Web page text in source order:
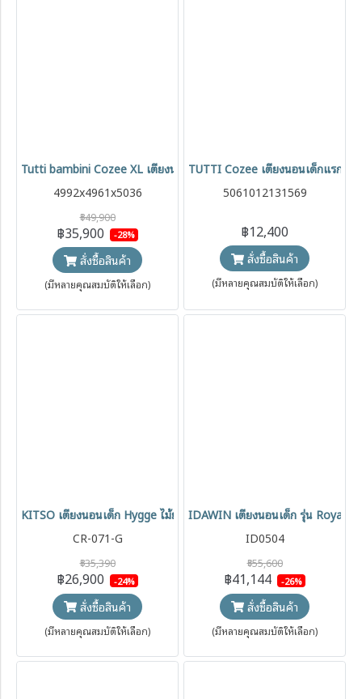
Tutti bambini Cozee XL เตียงนอนเด็กแรกเกิด 5-in-1 function FULL
4992x4961x5036
฿49,900
฿35,900 -28%
สั่งซื้อสินค้า
(มีหลายคุณสมบัติให้เลือก)
TUTTI Cozee เตียงนอนเด็กแรกเ
5061012131569
฿12,400
สั่งซื้อสินค้า
(มีหลายคุณสมบัติให้เลือก)
KITSO เตียงนอนเด็ก Hygge ไม้ยางพารา ใช้ได้ตั้งแต่แรกเกิด
CR-071-G
฿35,390
฿26,900 -24%
สั่งซื้อสินค้า
(มีหลายคุณสมบัติให้เลือก)
IDAWIN เตียงนอนเด็ก รุ่น Royal
ID0504
฿55,600
฿41,144 -26%
สั่งซื้อสินค้า
(มีหลายคุณสมบัติให้เลือก)